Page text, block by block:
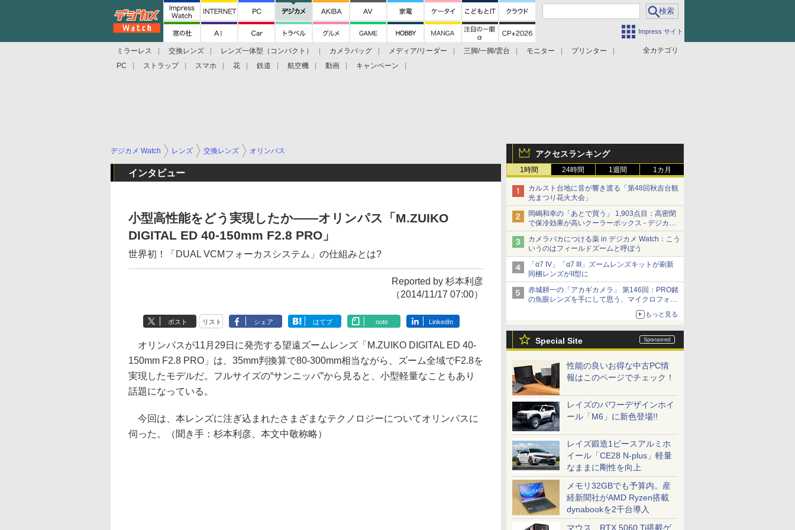
Impress サイト
全カテゴリ
ミラーレス 交換レンズ レンズ一体型（コンパクト） カメラバッグ メディア/リーダー 三脚/一脚/雲台 モニター
プリンター
PC
ストラップ スマホ 花 鉄道 航空機 動画 キャンペーン
アクセスランキング
1時間 24時間 1週間 1カ月
カルスト台地に音が響き渡る「第48回秋吉台観
光まつり花火大会」
岡嶋和幸の「あとで買う」 1,903点目：高密閉
で保冷効果が高いクーラーボックス - デジカメ
Watch
カメラバカにつける薬 in デジカメ Watch：こう
いうのはフィールドズームと呼ぼう
「α7 IV」「α7 III」ズームレンズキットが刷新
同梱レンズがII型に
赤城耕一の「アカギカメラ」 第146回：PRO銘
の魚眼レンズを手にして思う、マイクロフォー
もっと見る
Special Site
性能の良いお得な中古PC情
報はこのページでチェック！
レイズのパワーデザインホイ
ール「M6」に新色登場!!
レイズ鍛造1ピースアルミホ
イール「CE28 N-plus」軽量
なままに剛性を向上
メモリ32GBでも予算内。産
経新聞社がAMD Ryzen搭載
dynabookを2千台導入
マウス、RTX 5060 Ti搭載ゲ
デジカメ Watch レンズ 交換レンズ オリンパス
インタビュー
小型高性能をどう実現したか――オリンパス「M.ZUIKO
DIGITAL ED 40-150mm F2.8 PRO」
世界初！「DUAL VCMフォーカスシステム」の仕組みとは?
Reported by 杉本利彦
（2014/11/17 07:00）
ポスト リスト シェア はてブ note LinkedIn
オリンパスが11月29日に発売する望遠ズームレンズ「M.ZUIKO DIGITAL ED 40-
150mm F2.8 PRO」は、35mm判換算で80-300mm相当ながら、ズーム全域でF2.8を
実現したモデルだ。フルサイズの“サンニッパ”から見ると、小型軽量なこともあり
話題になっている。
今回は、本レンズに注ぎ込まれたさまざまなテクノロジーについてオリンパスに
伺った。（聞き手：杉本利彦、本文中敬称略）